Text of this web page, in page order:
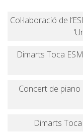
Col·laboració de
Dimarts Toca
Concert de piano
Dimarts